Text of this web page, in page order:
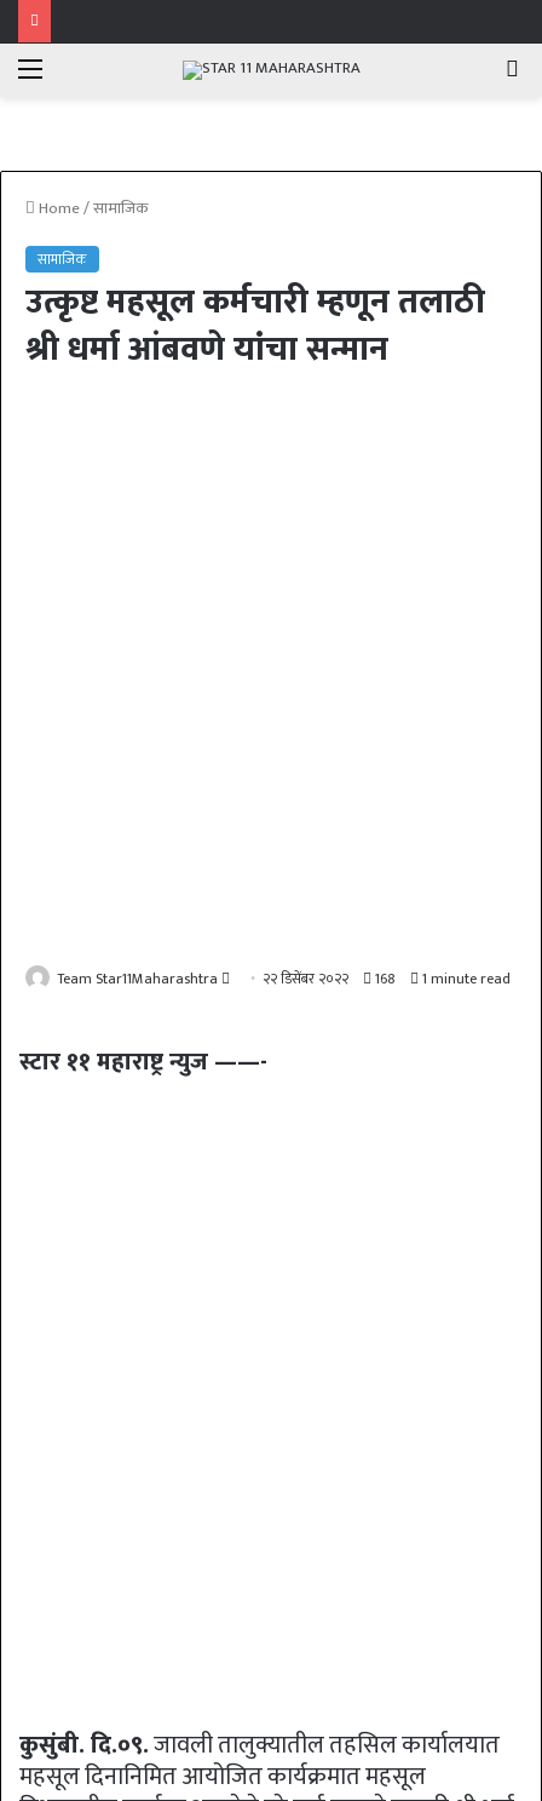
Menu
Home/सामाजिक
सामाजिक
उत्कृष्ट महसूल कर्मचारी म्हणून तलाठी
श्री धर्मा आंबवणे यांचा सन्मान
Team Star11Maharashtra
Send २२ डिसेंबर २०२२ 168 1 minute read
स्टार ११ महाराष्ट्र न्युज ——-
कुसुंबी. दि.०९.जावली तालुक्यातील तहसिल कार्यालयात
महसूल दिनानिमित आयोजित कार्यक्रमात महसूल